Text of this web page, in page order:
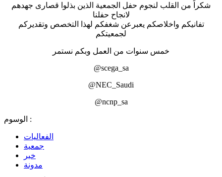
شكراً من القلب لنجوم حفل الجمعية الذين بذلوا قصارى جهدهم
لانجاح حفلنا
تفانيكم واخلاصكم يعبرعن شغفكم لهذا التخصص وتقديركم
لجمعيتكم
خمس سنوات من العمل وبكم نستمر
@scega_sa
@NEC_Saudi
@ncnp_sa
الوسوم :
الفعاليات
جمعية
خبر
مدونة